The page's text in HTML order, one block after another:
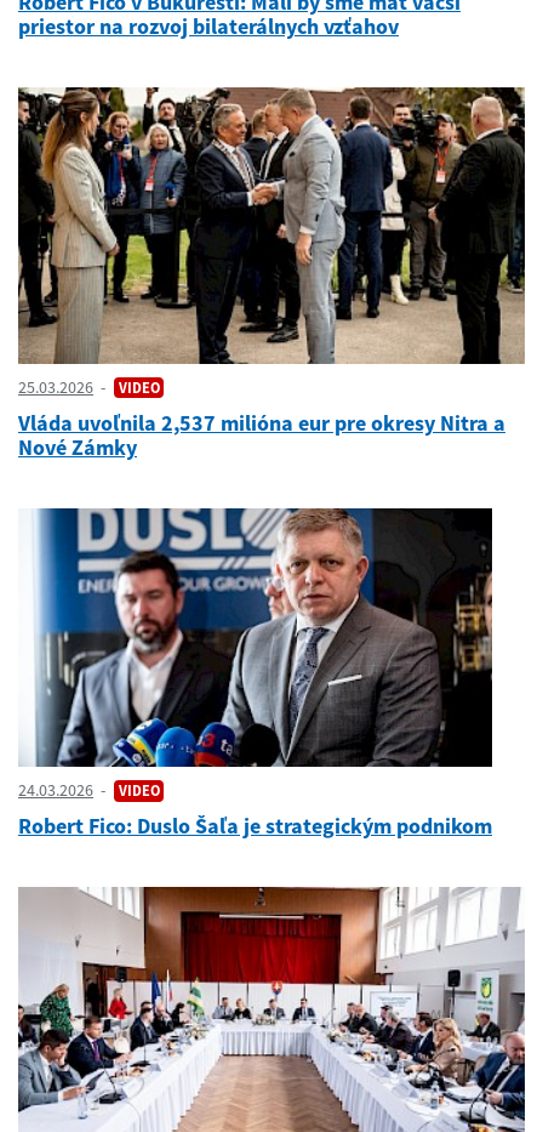
priestor na rozvoj bilaterálnych vzťahov
25.03.2026 VIDEO
Vláda uvoľnila 2,537 milióna eur pre okresy Nitra a
Nové Zámky
24.03.2026 VIDEO
Robert Fico: Duslo Šaľa je strategickým podnikom